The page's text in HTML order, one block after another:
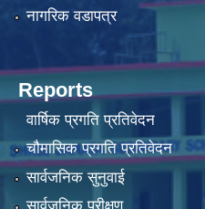
नागरिक वडापत्र
Reports
वार्षिक प्रगति प्रतिवेदन
चौमासिक प्रगति प्रतिवेदन
सार्वजनिक सुनुवाई